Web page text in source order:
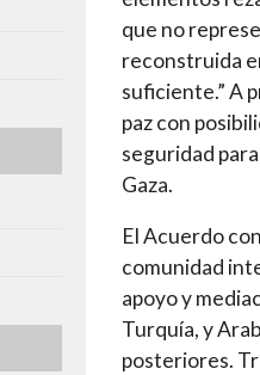
que no
reconstruida
suficiente.” A
paz con
seguridad
Gaza.
El Acuerdo
comunidad
apoyo y
Turquía, y
posteriores.